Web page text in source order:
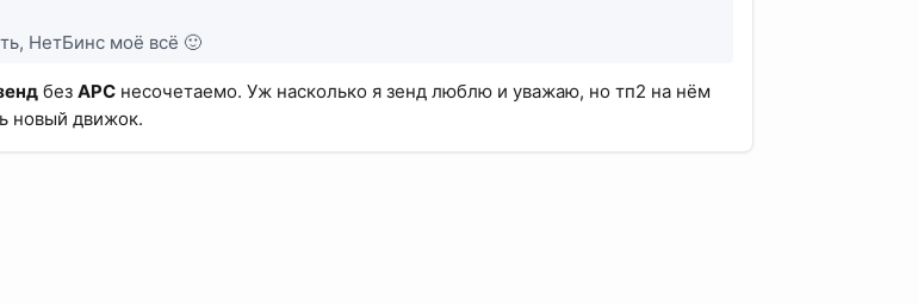
НетБинс моё всё 🙂
без APC несочетаемо. Уж насколько я зенд люблю и уважаю, но тп2 на нём
новый движок.